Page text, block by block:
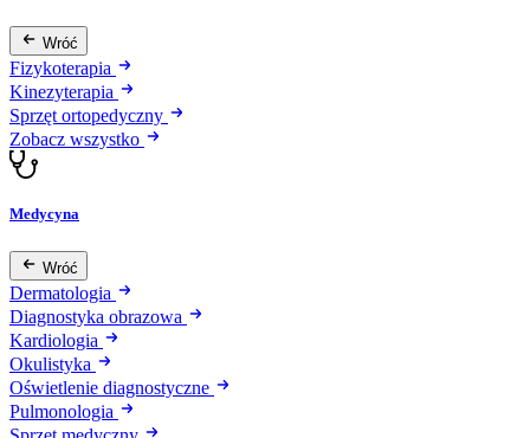
Wróć
Fizykoterapia
Kinezyterapia
Sprzęt ortopedyczny
Zobacz wszystko
Medycyna
Wróć
Dermatologia
Diagnostyka obrazowa
Kardiologia
Okulistyka
Oświetlenie diagnostyczne
Pulmonologia